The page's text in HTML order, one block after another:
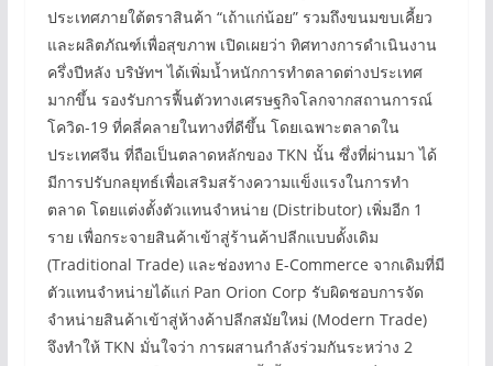
ประเทศภายใต้ตราสินค้า “เถ้าแก่น้อย” รวมถึงขนมขบเคี้ยว
และผลิตภัณฑ์เพื่อสุขภาพ เปิดเผยว่า ทิศทางการดำเนินงาน
ครึ่งปีหลัง บริษัทฯ ได้เพิ่มน้ำหนักการทำตลาดต่างประเทศ
มากขึ้น รองรับการฟื้นตัวทางเศรษฐกิจโลกจากสถานการณ์
โควิด-19 ที่คลี่คลายในทางที่ดีขึ้น โดยเฉพาะตลาดใน
ประเทศจีน ที่ถือเป็นตลาดหลักของ TKN นั้น ซึ่งที่ผ่านมา ได้
มีการปรับกลยุทธ์เพื่อเสริมสร้างความแข็งแรงในการทำ
ตลาด โดยแต่งตั้งตัวแทนจำหน่าย (Distributor) เพิ่มอีก 1
ราย เพื่อกระจายสินค้าเข้าสู่ร้านค้าปลีกแบบดั้งเดิม
(Traditional Trade) และช่องทาง E-Commerce จากเดิมที่มี
ตัวแทนจำหน่ายได้แก่ Pan Orion Corp รับผิดชอบการจัด
จำหน่ายสินค้าเข้าสู่ห้างค้าปลีกสมัยใหม่ (Modern Trade)
จึงทำให้ TKN มั่นใจว่า การผสานกำลังร่วมกันระหว่าง 2